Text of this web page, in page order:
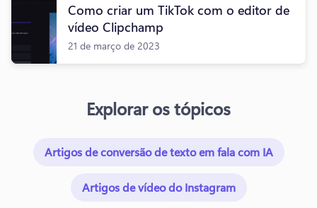
Como criar um TikTok com o editor de
vídeo Clipchamp
21 de março de 2023
Explorar os tópicos
Artigos de conversão de texto em fala com IA
Artigos de vídeo do Instagram